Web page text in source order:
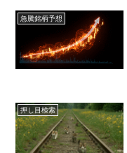
急騰銘柄予想
押し目検索